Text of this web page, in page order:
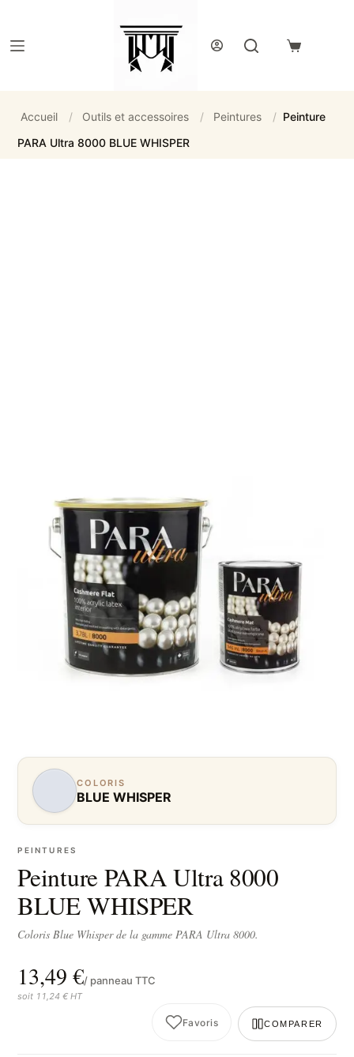
Panier
Accueil / Outils et accessoires / Peintures / Peinture
PARA Ultra 8000 BLUE WHISPER
COLORIS
BLUE WHISPER
PEINTURES
Peinture PARA Ultra 8000
BLUE WHISPER
Coloris Blue Whisper de la gamme PARA Ultra 8000.
13,49 €/ panneau TTC
soit 11,24 € HT
Favoris COMPARER